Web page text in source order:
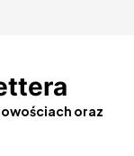
oraz